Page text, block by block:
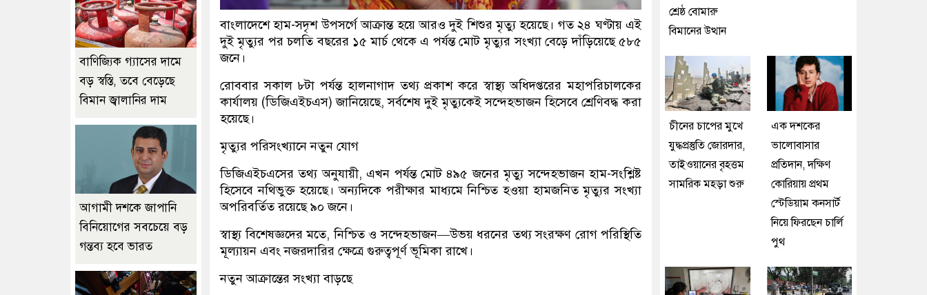
বাংলাদেশে হাম-সদৃশ উপসর্গে আক্রান্ত হয়ে আরও দুই শিশুর মৃত্যু হয়েছে। গত ২৪ ঘণ্টায় এই
দুই মৃত্যুর পর চলতি বছরের ১৫ মার্চ থেকে এ পর্যন্ত মোট মৃত্যুর সংখ্যা বেড়ে দাঁড়িয়েছে ৫৮৫
জনে।
রোববার সকাল ৮টা পর্যন্ত হালনাগাদ তথ্য প্রকাশ করে স্বাস্থ্য অধিদপ্তরের মহাপরিচালকের
কার্যালয় (ডিজিএইচএস) জানিয়েছে, সর্বশেষ দুই মৃত্যুকেই সন্দেহভাজন হিসেবে শ্রেণিবদ্ধ করা
হয়েছে।
মৃত্যুর পরিসংখ্যানে নতুন যোগ
ডিজিএইচএসের তথ্য অনুযায়ী, এখন পর্যন্ত মোট ৪৯৫ জনের মৃত্যু সন্দেহভাজন হাম-সংশ্লিষ্ট
হিসেবে নথিভুক্ত হয়েছে। অন্যদিকে পরীক্ষার মাধ্যমে নিশ্চিত হওয়া হামজনিত মৃত্যুর সংখ্যা
অপরিবর্তিত রয়েছে ৯০ জনে।
স্বাস্থ্য বিশেষজ্ঞদের মতে, নিশ্চিত ও সন্দেহভাজন—উভয় ধরনের তথ্য সংরক্ষণ রোগ পরিস্থিতি
মূল্যায়ন এবং নজরদারির ক্ষেত্রে গুরুত্বপূর্ণ ভূমিকা রাখে।
নতুন আক্রান্তের সংখ্যা বাড়ছে
বাণিজ্যিক গ্যাসের দামে
বড় স্বস্তি, তবে বেড়েছে
বিমান জ্বালানির দাম
আগামী দশকে জাপানি
বিনিয়োগের সবচেয়ে বড়
গন্তব্য হবে ভারত
শ্রেষ্ঠ বোমারু
বিমানের উত্থান
চীনের চাপের মুখে
যুদ্ধপ্রস্তুতি জোরদার,
তাইওয়ানের বৃহত্তম
সামরিক মহড়া শুরু
এক দশকের
ভালোবাসার
প্রতিদান, দক্ষিণ
কোরিয়ায় প্রথম
স্টেডিয়াম কনসার্ট
নিয়ে ফিরছেন চার্লি
পুথ